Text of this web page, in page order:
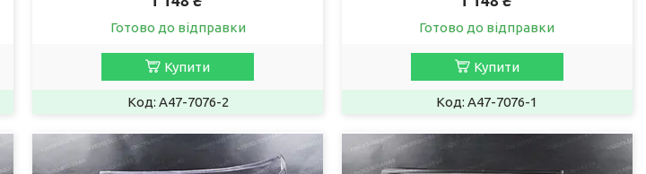
Готово до відправки
Купити
A47-7076-2
Готово до відправки
Купити
A47-7076-1